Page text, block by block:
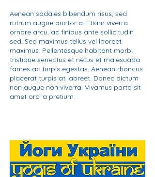
Aenean sodales bibendum risus, sed
rutrum augue auctor a. Etiam viverra
ornare arcu, ac finibus ante sollicitudin
sed. Sed maximus tellus vel laoreet
maximus. Pellentesque habitant morbi
tristique senectus et netus et malesuada
fames ac turpis egestas. Aenean rhoncus
placerat turpis at laoreet. Donec dictum
non augue non viverra. Vivamus porta sit
amet orci a pretium.